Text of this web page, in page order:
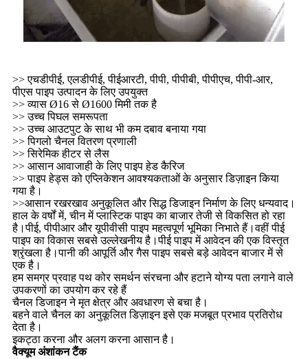
>> एचडीपीई, एलडीपीई, पीईआरटी, पीपी, पीपीबी, पीपीएच, पीपी-आर,
पीएस पाइप उत्पादन के लिए उपयुक्त
>> व्यास Ø16 से Ø1600 मिमी तक है
>> उच्च पिघल समरूपता
>> उच्च आउटपुट के साथ भी कम दबाव बनाया गया
>> पिगलो चैनल वितरण प्रणाली
>> सिरेमिक हीटर से लैस
>> आसान आवाजाही के लिए पाइप हेड कैरिज
>> पाइप हेड्स को एप्लिकेशन आवश्यकताओं के अनुसार डिज़ाइन किया
गया है।
>>आसान रखरखाव अनुकूलित और सिद्ध डिजाइन निर्माण के लिए धन्यवाद।
हाल के वर्षों में, चीन में प्लास्टिक पाइप का बाजार तेजी से विकसित हो रहा
है।पीई, पीपीआर और यूपीवीसी पाइप महत्वपूर्ण भूमिका निभाते हैं।वहीं पीई
पाइप का विकास सबसे उल्लेखनीय है।पीई पाइप में आवेदन की एक विस्तृत
श्रृंखला है।पानी की आपूर्ति और गैस पाइप सबसे बड़े आवेदन बाजार में से
एक है।
हम समग्र प्रवाह पथ कोर समर्थन संरचना और हटाने योग्य पता लगाने वाले
उपकरणों का उपयोग कर रहे हैं
चैनल डिजाइन ने मृत क्षेत्र और अवधारण से बचा है।
बहने वाले चैनल का अनुकूलित डिज़ाइन इसे एक मजबूत प्रभाव प्रतिरोध
देता है।
इकट्ठा करना और अलग करना आसान है।
वैक्यूम अंशांकन टैंक